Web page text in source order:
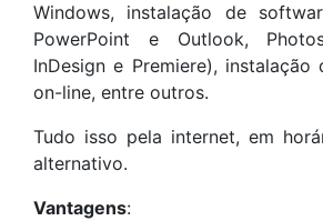
Windows, instalação de
PowerPoint e Outlook,
InDesign e Premiere), instalação
on-line, entre outros.
Tudo isso pela internet, em
alternativo.
Vantagens: